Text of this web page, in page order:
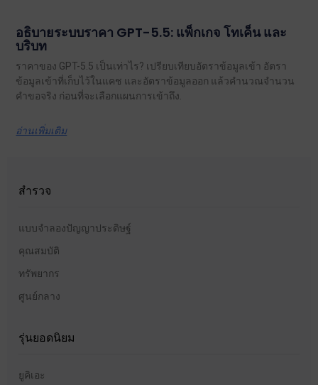
อธิบายระบบราคา GPT-5.5: แพ็กเกจ โทเค็น และ
บริบท
ราคาของ GPT-5.5 เป็นเท่าไร? เปรียบเทียบอัตราข้อมูลเข้า อัตรา
ข้อมูลเข้าที่เก็บไว้ในแคช และอัตราข้อมูลออก แล้วคำนวณจำนวน
คำขอจริง ก่อนที่จะเลือกแผนการเข้าถึง.
อ่านเพิ่มเติม
สำรวจ
แบบจำลองปัญญาประดิษฐ์
คุณสมบัติ
ทรัพยากร
ศูนย์กลาง
รุ่นยอดนิยม
ยูคิเอะ